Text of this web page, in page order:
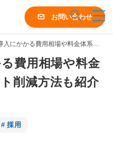
お問い合わせ
かる費用相場や料金体系を解説！コスト削減方法も紹介
費用相場や料金
削減方法も紹介
採用